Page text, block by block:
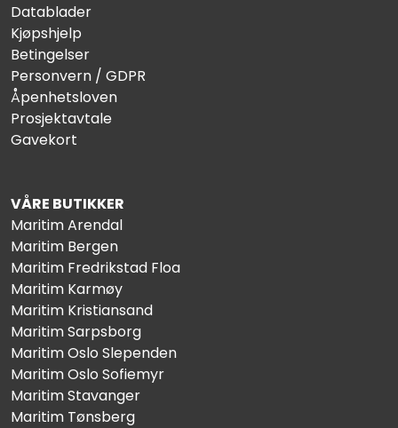
Datablader
Kjøpshjelp
Betingelser
Personvern / GDPR
Åpenhetsloven
Prosjektavtale
Gavekort
VÅRE BUTIKKER
Maritim Arendal
Maritim Bergen
Maritim Fredrikstad Floa
Maritim Karmøy
Maritim Kristiansand
Maritim Sarpsborg
Maritim Oslo Slependen
Maritim Oslo Sofiemyr
Maritim Stavanger
Maritim Tønsberg